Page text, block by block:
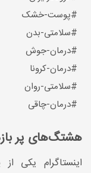
#پوست-خشک
#سلامتی-بدن
#درمان-جوش
#درمان-کرونا
#سلامتی-روان
#درمان-چاقی
هشتگ‌های پر
اینستاگرام یکی